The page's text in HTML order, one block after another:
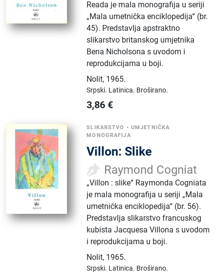
Reada je mala monografija u seriji
„Mala umetnička enciklopedija“ (br.
45). Predstavlja apstraktno
slikarstvo britanskog umjetnika
Bena Nicholsona s uvodom i
reprodukcijama u boji.
Nolit, 1965.
Srpski. Latinica. Broširano.
3,86 €
SLIKARSTVO • UMJETNIČKA
MONOGRAFIJA
Villon: Slike
Raymond Cogniat
„Villon : slike“ Raymonda Cogniata
je mala monografija u seriji „Mala
umetnička enciklopedija“ (br. 56).
Predstavlja slikarstvo francuskog
kubista Jacquesa Villona s uvodom
i reprodukcijama u boji.
Nolit, 1965.
Srpski. Latinica. Broširano.